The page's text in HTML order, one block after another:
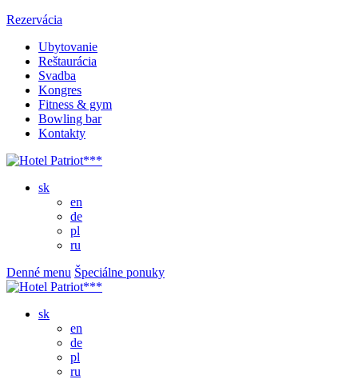
Rezervácia
Ubytovanie
Reštaurácia
Svadba
Kongres
Fitness & gym
Bowling bar
Kontakty
sk
en
de
pl
ru
Denné menu Špeciálne ponuky
sk
en
de
pl
ru